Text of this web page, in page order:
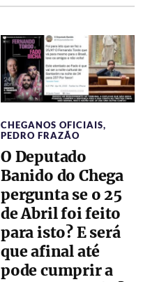
CHEGANOS OFICIAIS,
PEDRO FRAZÃO
O Deputado
Banido do Chega
pergunta se o 25
de Abril foi feito
para isto? E será
que afinal até
pode cumprir a